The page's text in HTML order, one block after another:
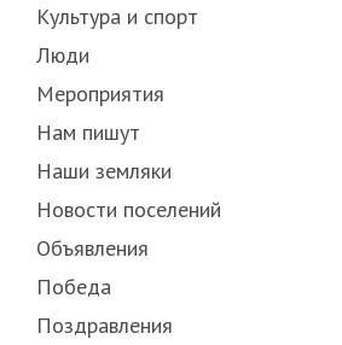
Культура и спорт
Люди
Мероприятия
Нам пишут
Наши земляки
Новости поселений
Объявления
Победа
Поздравления